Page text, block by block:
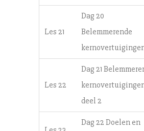
Les 21
Dag 20
Belemmerende
Les 22
Dag 21
deel 2
Dag 22 Doelen en